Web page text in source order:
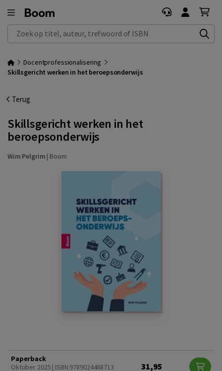
Zoek op titel, auteur, trefwoord of ISBN
Docentprofessionalisering
Skillsgericht werken in het beroepsonderwijs
Terug
Skillsgericht werken in het
beroepsonderwijs
Wim Pelgrim | Boom
Paperback
Oktober 2025 | ISBN 9789024468713
31,95